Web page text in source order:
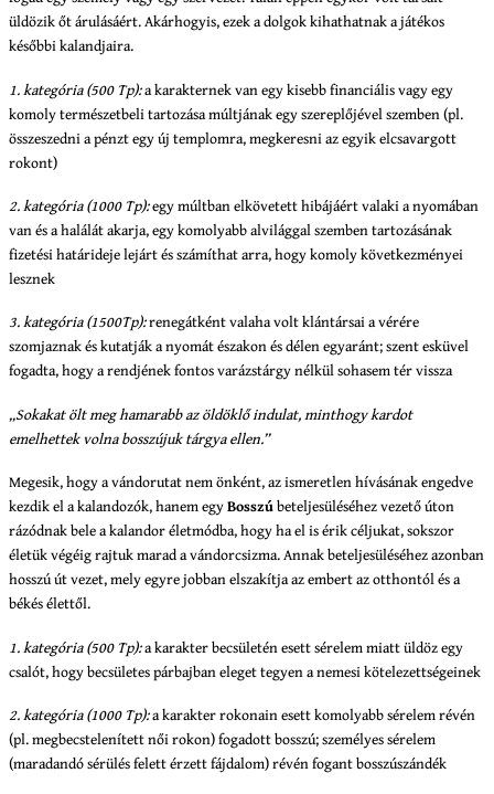
üldözik őt árulásáért. Akárhogyis, ezek a dolgok kihathatnak a játékos
későbbi kalandjaira.
1. kategória (500 Tp):a karakternek van egy kisebb financiális vagy egy
komoly természetbeli tartozása múltjának egy szereplőjével szemben (pl.
összeszedni a pénzt egy új templomra, megkeresni az egyik elcsavargott
rokont)
2. kategória (1000 Tp):egy múltban elkövetett hibájáért valaki a nyomában
van és a halálát akarja, egy komolyabb alvilággal szemben tartozásának
fizetési határideje lejárt és számíthat arra, hogy komoly következményei
lesznek
3. kategória (1500Tp):renegátként valaha volt klántársai a vérére
szomjaznak és kutatják a nyomát északon és délen egyaránt; szent esküvel
fogadta, hogy a rendjének fontos varázstárgy nélkül sohasem tér vissza
„Sokakat ölt meg hamarabb az öldöklő indulat, minthogy kardot
emelhettek volna bosszújuk tárgya ellen.”
Megesik, hogy a vándorutat nem önként, az ismeretlen hívásának engedve
kezdik el a kalandozók, hanem egyBosszúbeteljesüléséhez vezető úton
rázódnak bele a kalandor életmódba, hogy ha el is érik céljukat, sokszor
életük végéig rajtuk marad a vándorcsizma. Annak beteljesüléséhez azonban
hosszú út vezet, mely egyre jobban elszakítja az embert az otthontól és a
békés élettől.
1. kategória (500 Tp):a karakter becsületén esett sérelem miatt üldöz egy
csalót, hogy becsületes párbajban eleget tegyen a nemesi kötelezettségeinek
2. kategória (1000 Tp):a karakter rokonain esett komolyabb sérelem révén
(pl. megbecstelenített női rokon) fogadott bosszú; személyes sérelem
(maradandó sérülés felett érzett fájdalom) révén fogant bosszúszándék